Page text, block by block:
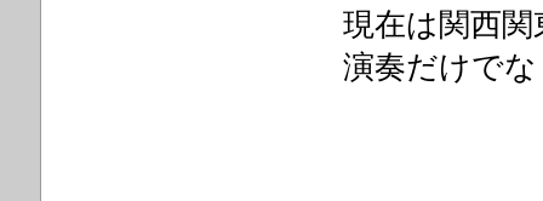
現在は関西
演奏だけで